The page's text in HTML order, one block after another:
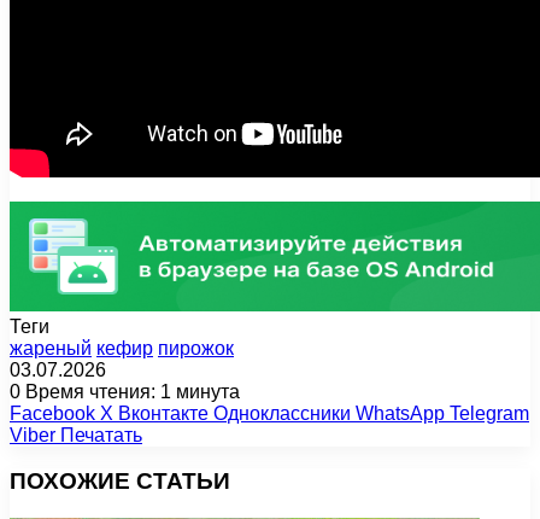
Теги
жареный кефир пирожок
03.07.2026
0 Время чтения: 1 минута
Facebook X Вконтакте Одноклассники WhatsApp Telegram
Viber Печатать
ПОХОЖИЕ СТАТЬИ